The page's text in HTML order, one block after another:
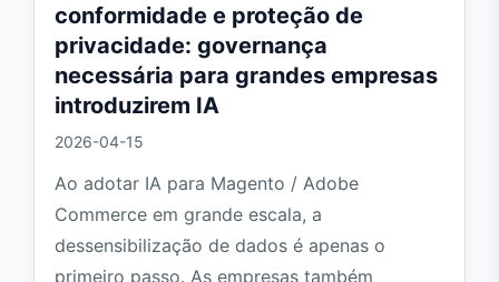
conformidade e proteção de
privacidade: governança
necessária para grandes empresas
introduzirem IA
2026-04-15
Ao adotar IA para Magento / Adobe
Commerce em grande escala, a
dessensibilização de dados é apenas o
primeiro passo. As empresas também